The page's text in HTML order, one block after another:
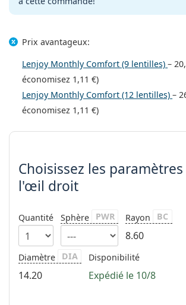
Persol
Prix avantageux:
Lenjoy Monthly Comfort (9 lentilles)–
économisez 1,11 €)
Lenjoy Monthly Comfort (12 lentilles)–
économisez 1,11 €)
Choisissez les paramètres
Choisissez les paramètres
l'œil droit
Quantité Sphère PWR Rayon BC
8.60
Diamètre DIA
14.20
Disponibilité
Expédié le 10/8